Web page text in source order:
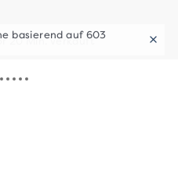
20 Min. verkauft